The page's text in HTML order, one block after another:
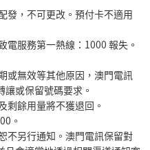
，不可更改。預付卡不適用
服務第一熱線：1000 報失。
無效等其他原因，澳門電訊
或保留號碼要求。
餘用量將不獲退回。
。
另行通知。澳門電訊保留對